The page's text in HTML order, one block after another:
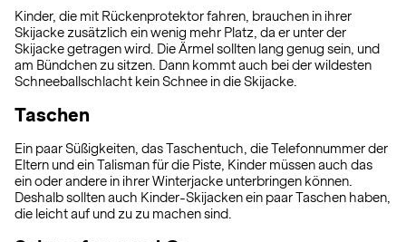
Kinder, die mit Rückenprotektor fahren, brauchen in ihrer
Skijacke zusätzlich ein wenig mehr Platz, da er unter der
Skijacke getragen wird. Die Ärmel sollten lang genug sein, und
am Bündchen zu sitzen. Dann kommt auch bei der wildesten
Schneeballschlacht kein Schnee in die Skijacke.
Taschen
Ein paar Süßigkeiten, das Taschentuch, die Telefonnummer der
Eltern und ein Talisman für die Piste, Kinder müssen auch das
ein oder andere in ihrer Winterjacke unterbringen können.
Deshalb sollten auch Kinder-Skijacken ein paar Taschen haben,
die leicht auf und zu zu machen sind.